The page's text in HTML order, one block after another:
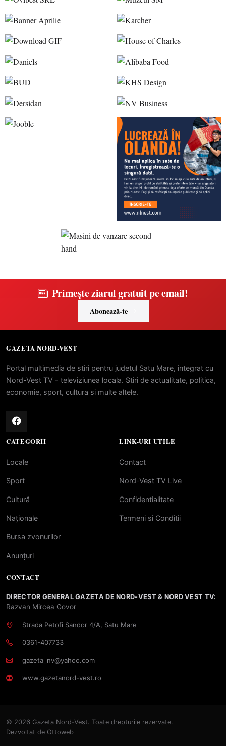
Primește ziarul gratuit pe email!
Abonează-te
GAZETA NORD-VEST
Portal multimedia de stiri pentru judetul Satu Mare, integrat cu
Nord-Vest TV - televiziunea locala. Stiri de actualitate, politica,
economie, sport, cultura si multe altele.
CATEGORII
Locale
Sport
Cultură
Naționale
Bursa zvonurilor
Anunțuri
LINK-URI UTILE
Contact
Nord-Vest TV Live
Confidentialitate
Termeni si Conditii
CONTACT
DIRECTOR GENERAL GAZETA DE NORD-VEST & NORD VEST TV:
Razvan Mircea Govor
Strada Petofi Sandor 4/A, Satu Mare
0361-407733
gazeta_nv@yahoo.com
www.gazetanord-vest.ro
© 2026 Gazeta Nord-Vest. Toate drepturile rezervate.
Dezvoltat de Ottoweb